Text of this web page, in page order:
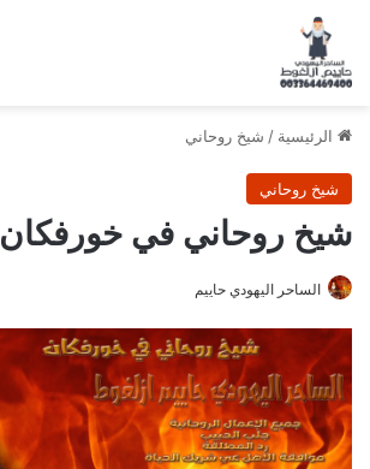
الرئيسية / شيخ روحاني
شيخ روحاني
شيخ روحاني في خورفكان
الساحر اليهودي حاييم